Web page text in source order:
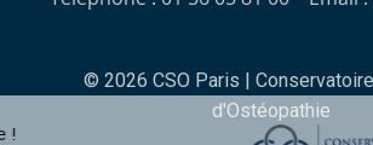
© 2026 CSO Paris |
d'Ostéopathie